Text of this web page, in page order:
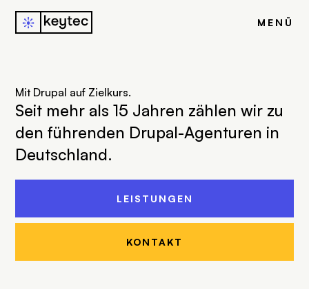
j
u MENÜ
Mit Drupal auf Zielkurs.
Seit mehr als 15 Jahren zählen wir zu
den führenden Drupal-Agenturen in
Deutschland.
LEISTUNGEN
KONTAKT